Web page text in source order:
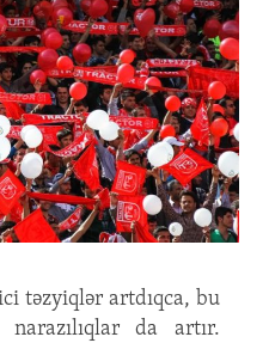
təzyiqlər artdıqca, bu
da artır.